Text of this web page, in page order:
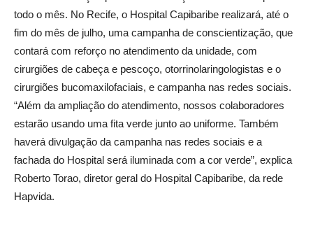
todo o mês. No Recife, o Hospital Capibaribe realizará, até o
fim do mês de julho, uma campanha de conscientização, que
contará com reforço no atendimento da unidade, com
cirurgiões de cabeça e pescoço, otorrinolaringologistas e o
cirurgiões bucomaxilofaciais, e campanha nas redes sociais.
“Além da ampliação do atendimento, nossos colaboradores
estarão usando uma fita verde junto ao uniforme. Também
haverá divulgação da campanha nas redes sociais e a
fachada do Hospital será iluminada com a cor verde”, explica
Roberto Torao, diretor geral do Hospital Capibaribe, da rede
Hapvida.